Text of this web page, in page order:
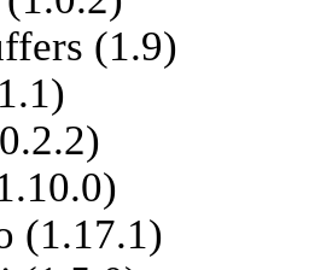
(1.9)
(1.17.1)